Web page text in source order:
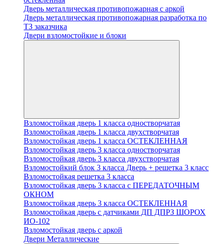
Дверь металлическая противопожарная с аркой
Дверь металлическая противопожарная разработка по
ТЗ заказчика
Двери взломостойкие и блоки
Взломостойкая дверь 1 класса одностворчатая
Взломостойкая дверь 1 класса двухстворчатая
Взломостойкая дверь 1 класса ОСТЕКЛЕННАЯ
Взломостойкая дверь 3 класса одностворчатая
Взломостойкая дверь 3 класса двухстворчатая
Взломостойкий блок 3 класса Дверь + решетка 3 класс
Взломостойкая решетка 3 класса
Взломостойкая дверь 3 класса с ПЕРЕДАТОЧНЫМ
ОКНОМ
Взломостойкая дверь 3 класса ОСТЕКЛЕННАЯ
Взломостойкая дверь с датчиками ДП ДПРЗ ШОРОХ
ИО-102
Взломостойкая дверь с аркой
Двери Металлические